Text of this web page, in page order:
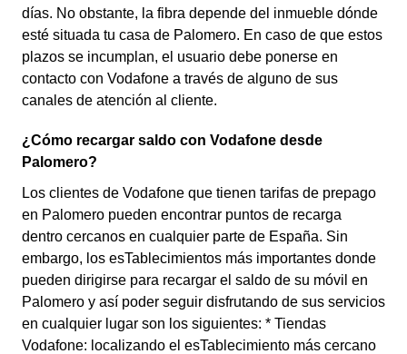
días. No obstante, la fibra depende del inmueble dónde
esté situada tu casa de Palomero. En caso de que estos
plazos se incumplan, el usuario debe ponerse en
contacto con Vodafone a través de alguno de sus
canales de atención al cliente.
¿Cómo recargar saldo con Vodafone desde
Palomero?
Los clientes de Vodafone que tienen tarifas de prepago
en Palomero pueden encontrar puntos de recarga
dentro cercanos en cualquier parte de España. Sin
embargo, los esTablecimientos más importantes donde
pueden dirigirse para recargar el saldo de su móvil en
Palomero y así poder seguir disfrutando de sus servicios
en cualquier lugar son los siguientes: * Tiendas
Vodafone: localizando el esTablecimiento más cercano